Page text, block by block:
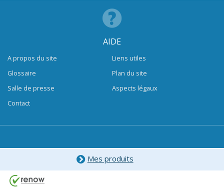
AIDE
A propos du site
Glossaire
Salle de presse
Contact
Liens utiles
Plan du site
Aspects légaux
Mes produits